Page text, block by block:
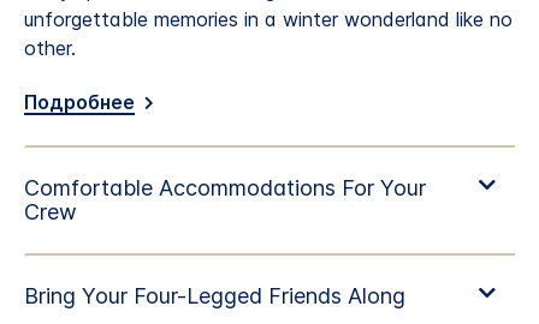
unforgettable memories in a winter wonderland like no
other.
Подробнее